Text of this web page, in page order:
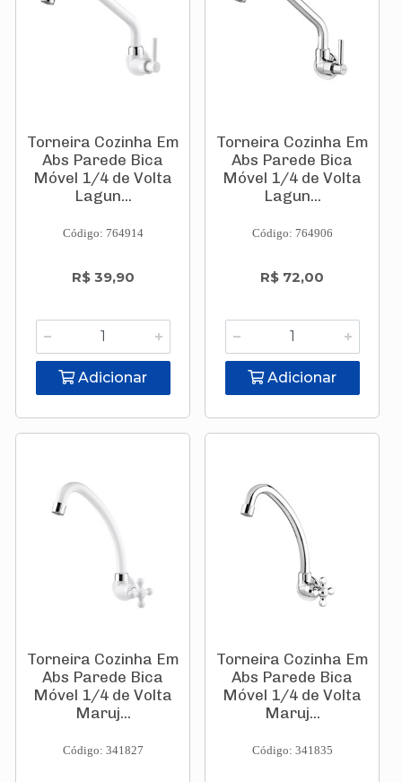
Torneira Cozinha Em
Abs Parede Bica
Móvel 1/4 de Volta
Lagun...
Código: 764914
R$ 39,90
Adicionar
Torneira Cozinha Em
Abs Parede Bica
Móvel 1/4 de Volta
Lagun...
Código: 764906
R$ 72,00
Adicionar
Torneira Cozinha Em
Abs Parede Bica
Móvel 1/4 de Volta
Maruj...
Código: 341827
Torneira Cozinha Em
Abs Parede Bica
Móvel 1/4 de Volta
Maruj...
Código: 341835